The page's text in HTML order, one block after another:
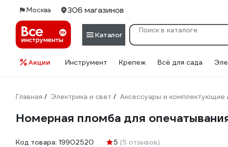
Москва 306 магазинов
Каталог
Акции Инструмент Крепеж Всё для сада
Главная / Электрика и свет / Аксессуары и комплектующие
Номерная пломба для
Код товара: 19902520 5 (5 отзывов)